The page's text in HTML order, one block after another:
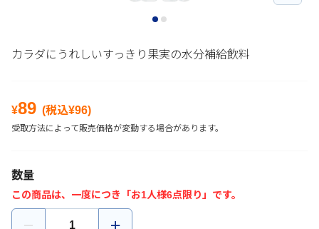
カラダにうれしいすっきり果実の水分補給飲料
¥89 (税込¥96)
受取方法によって販売価格が変動する場合があります。
数量
この商品は、一度につき「お1人様6点限り」です。